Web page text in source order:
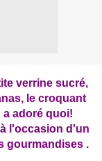
verrine sucré,
le croquant
a adoré quoi!
l'occasion d'un
gourmandises .